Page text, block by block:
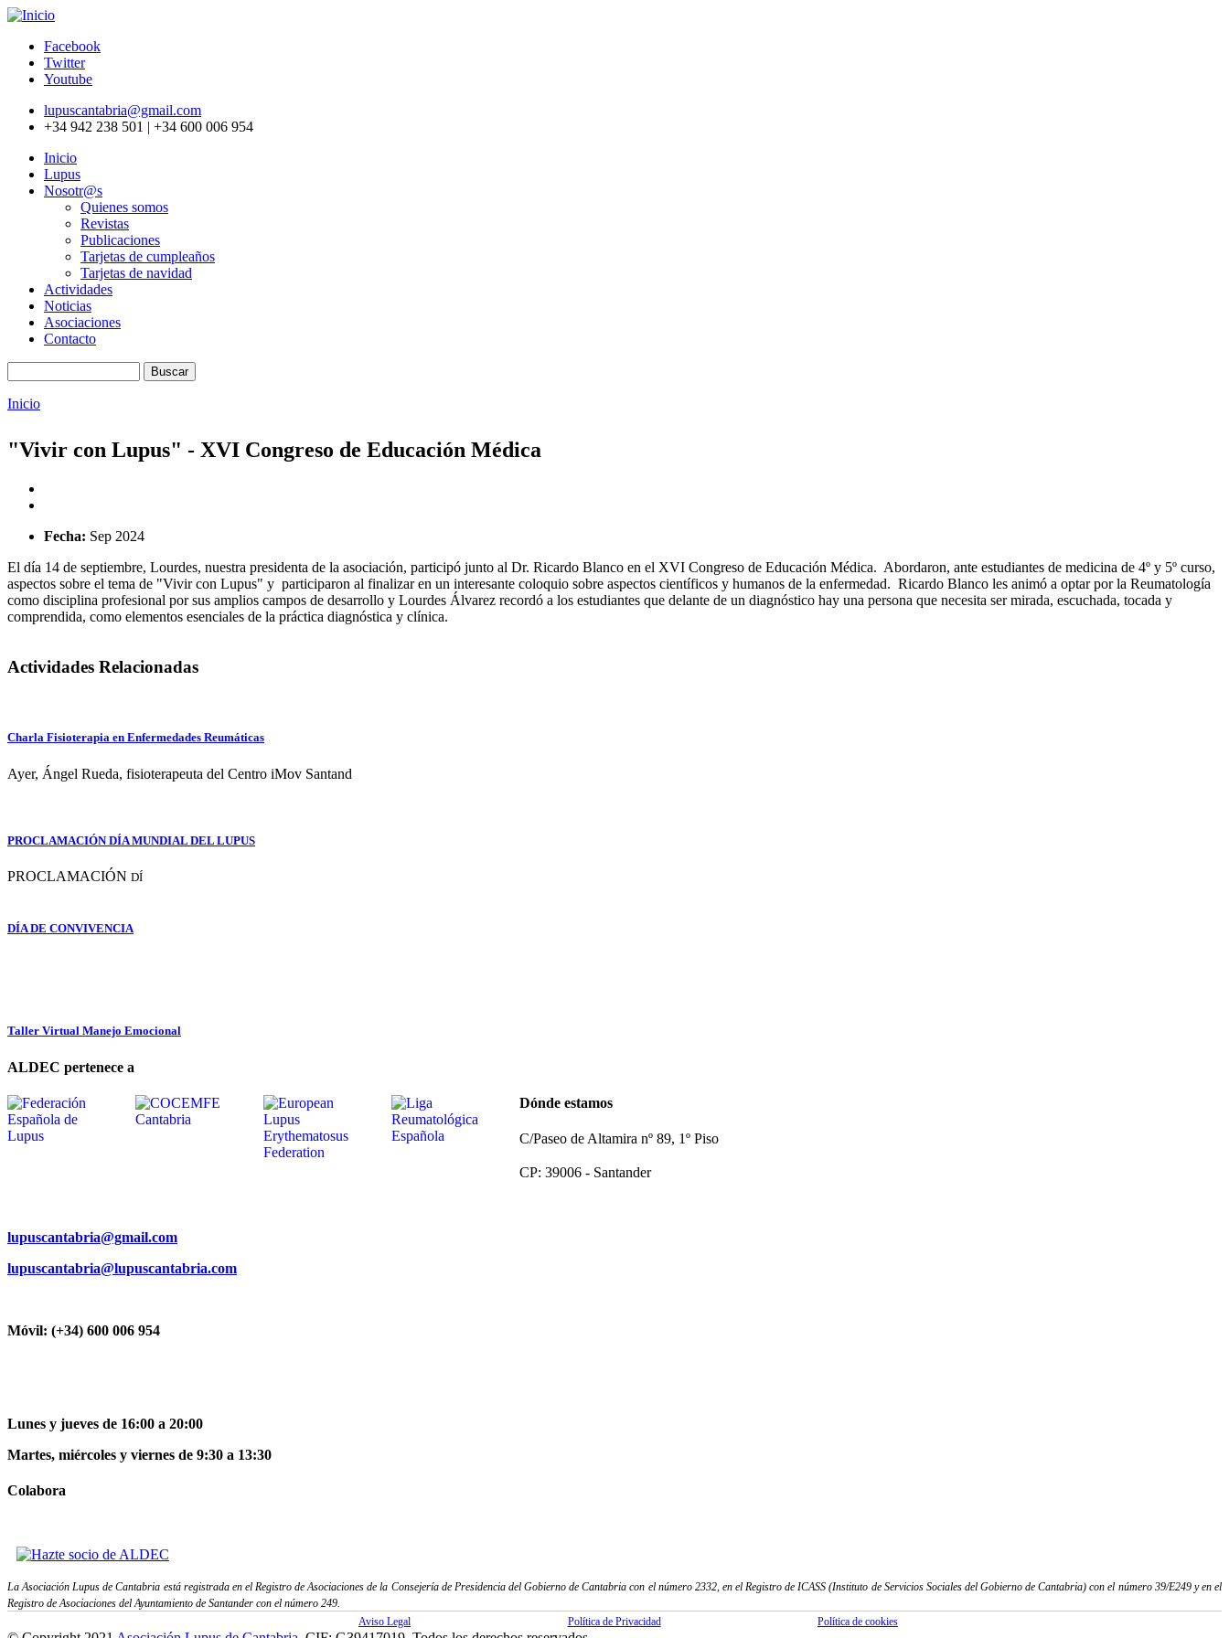
Pasar al contenido principal
Facebook
Twitter
Youtube
lupuscantabria@gmail.com
+34 942 238 501 | +34 600 006 954
Inicio
Lupus
Nosotr@s
Quienes somos
Revistas
Publicaciones
Tarjetas de cumpleaños
Tarjetas de navidad
Actividades
Noticias
Asociaciones
Contacto
Inicio
"Vivir con Lupus" - XVI Congreso de Educación Médica
Fecha: Sep 2024
El día 14 de septiembre, Lourdes, nuestra presidenta de la asociación, participó junto al Dr. Ricardo Blanco en el XVI Congreso de Educación Médica. Abordaron, ante estudiantes de medicina de 4º y 5º curso,
aspectos sobre el tema de "Vivir con Lupus" y participaron al finalizar en un interesante coloquio sobre aspectos científicos y humanos de la enfermedad. Ricardo Blanco les animó a optar por la Reumatología
como disciplina profesional por sus amplios campos de desarrollo y Lourdes Álvarez recordó a los estudiantes que delante de un diagnóstico hay una persona que necesita ser mirada, escuchada, tocada y
comprendida, como elementos esenciales de la práctica diagnóstica y clínica.
Actividades Relacionadas
Charla Fisioterapia en Enfermedades Reumáticas
Ayer, Ángel Rueda, fisioterapeuta del Centro iMov Santand
PROCLAMACIÓN DÍA MUNDIAL DEL LUPUS
PROCLAMACIÓN DÍ
DÍA DE CONVIVENCIA
Taller Virtual Manejo Emocional
ALDEC pertenece a
Dónde estamos
C/Paseo de Altamira nº 89, 1º Piso
CP: 39006 - Santander
lupuscantabria@gmail.com
lupuscantabria@lupuscantabria.com
Móvil: (+34) 600 006 954
Lunes y jueves de 16:00 a 20:00
Martes, miércoles y viernes de 9:30 a 13:30
Colabora
La Asociación Lupus de Cantabria está registrada en el Registro de Asociaciones de la Consejería de Presidencia del Gobierno de Cantabria con el número 2332, en el Registro de ICASS (Instituto de Servicios Sociales del Gobierno de Cantabria) con el número 39/E249 y en el
Registro de Asociaciones del Ayuntamiento de Santander con el número 249.
Aviso Legal
Política de Privacidad Política de cookies